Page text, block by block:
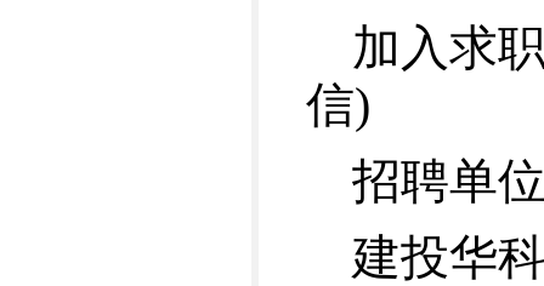
加入求
信)
招聘单
建投华